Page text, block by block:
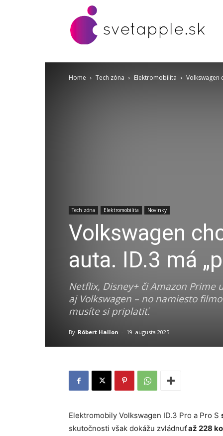
Home Tech zóna Elektromobilita Volkswagen
Tech zóna Elektromobilita Novinky
Volkswagen
auta. ID.3 má
Netflix, Disney+ či Amazon Prime
aj Volkswagen – no namiesto
musíte si priplatiť.
By Róbert Hallon - 19. augusta 2025
Elektromobily Volkswagen ID.3 Pro a Pro S
skutočnosti však dokážu zvládnuťaž 228